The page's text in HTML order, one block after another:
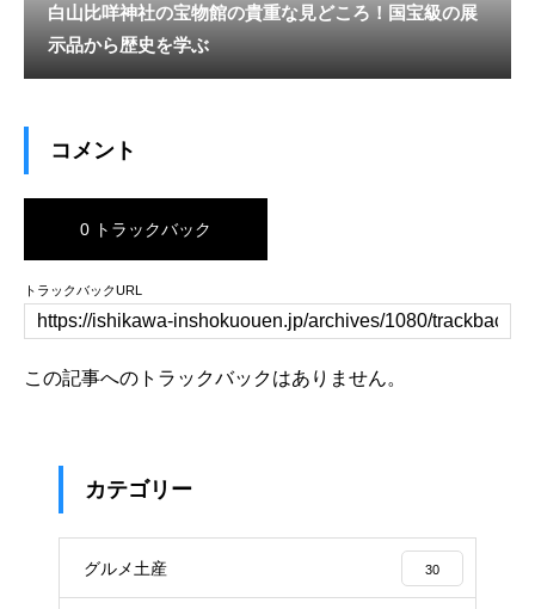
白山比咩神社の宝物館の貴重な見どころ！国宝級の展
示品から歴史を学ぶ
コメント
0 トラックバック
トラックバックURL
この記事へのトラックバックはありません。
カテゴリー
グルメ土産 30